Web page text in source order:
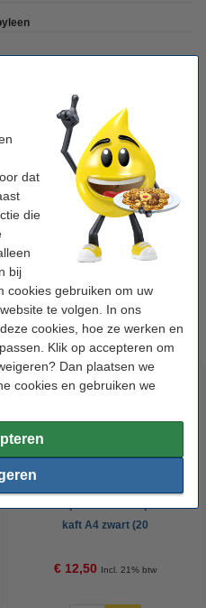
dat
die
bij
cookies gebruiken om uw
te volgen. In ons
cookies, hoe ze werken en
Klik op accepteren om
Dan plaatsen we
cookies en gebruiken we
1 pak van 500 vellen A4 -
bedrukking (10
producten
Rillstab presentatiemap harde
kaft A4 zwart (20
€ 12,50 Incl. 21% btw